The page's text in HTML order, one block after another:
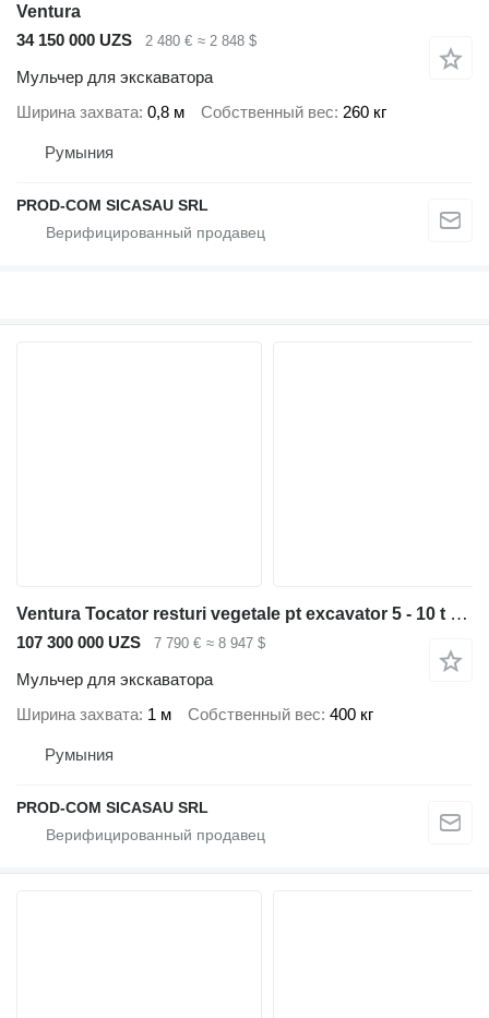
Ventura
34 150 000 UZS
2 480 € ≈ 2 848 $
Мульчер для экскаватора
Ширина захвата 0,8 м Собственный вес 260 кг
Румыния
PROD-COM SICASAU SRL
Ventura Tocator resturi vegetale pt excavator 5 - 10 t - TOCATINS
107 300 000 UZS 7 790 € ≈ 8 947 $
Мульчер для экскаватора
Ширина захвата 1 м Собственный вес 400 кг
Румыния
PROD-COM SICASAU SRL